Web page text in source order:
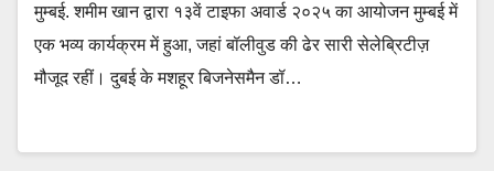
मुम्बई. शमीम खान द्वारा १३वें टाइफा अवार्ड २०२५ का आयोजन मुम्बई में
एक भव्य कार्यक्रम में हुआ, जहां बॉलीवुड की ढेर सारी सेलेब्रिटीज़
मौजूद रहीं। दुबई के मशहूर बिजनेसमैन डॉ…